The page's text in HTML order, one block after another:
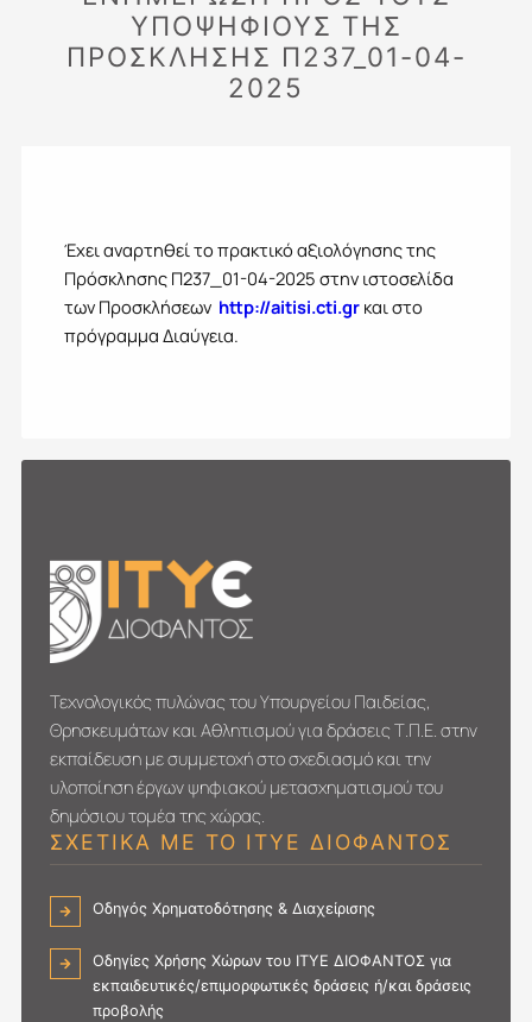
ΥΠΟΨΗΦΙΟΥΣ ΤΗΣ
ΠΡΟΣΚΛΗΣΗΣ Π237_01-04-
2025
Έχει αναρτηθεί το πρακτικό αξιολόγησης της
Πρόσκλησης Π237_01-04-2025 στην ιστοσελίδα
των Προσκλήσεων http://aitisi.cti.gr και στο
πρόγραμμα Διαύγεια.
Τεχνολογικός πυλώνας του Υπουργείου Παιδείας,
Θρησκευμάτων και Αθλητισμού για δράσεις Τ.Π.Ε. στην
εκπαίδευση με συμμετοχή στο σχεδιασμό και την
υλοποίηση έργων ψηφιακού μετασχηματι­σμού του
δημόσιου τομέα της χώρας.
ΣΧΕΤΙΚΑ ΜΕ ΤΟ ΙΤΥΕ ΔΙΟΦΑΝΤΟΣ
Οδηγός Χρηματοδότησης & Διαχείρισης
Οδηγίες Χρήσης Χώρων του ΙΤΥΕ ΔΙΟΦΑΝΤΟΣ για
εκπαιδευτικές/επιμορφωτικές δράσεις ή/και δράσεις
προβολής